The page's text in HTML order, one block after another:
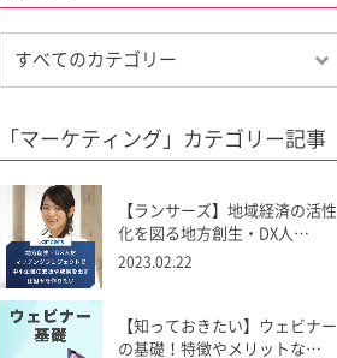
「マーケティング」カテゴリー記事
【ランサーズ】地域経済の活性
化を図る地方創生・DX人…
2023.02.22
【知っておきたい】ウェビナー
の基礎！特徴やメリットな…